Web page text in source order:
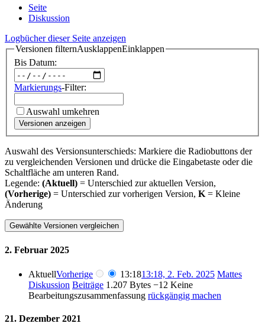
Seite
Diskussion
Logbücher dieser Seite anzeigen
Versionen filternAusklappenEinklappen
Bis Datum:
Markierungs-Filter:
Auswahl umkehren
Versionen anzeigen
Auswahl des Versionsunterschieds: Markiere die Radiobuttons der
zu vergleichenden Versionen und drücke die Eingabetaste oder die
Schaltfläche am unteren Rand.
Legende: (Aktuell) = Unterschied zur aktuellen Version,
(Vorherige) = Unterschied zur vorherigen Version, K= Kleine
Änderung
2. Februar 2025
AktuellVorherige 13:1813:18, 2. Feb. 2025 Mattes
Diskussion Beiträge 1.207 Bytes −12 Keine
Bearbeitungszusammenfassung rückgängig machen
21. Dezember 2021